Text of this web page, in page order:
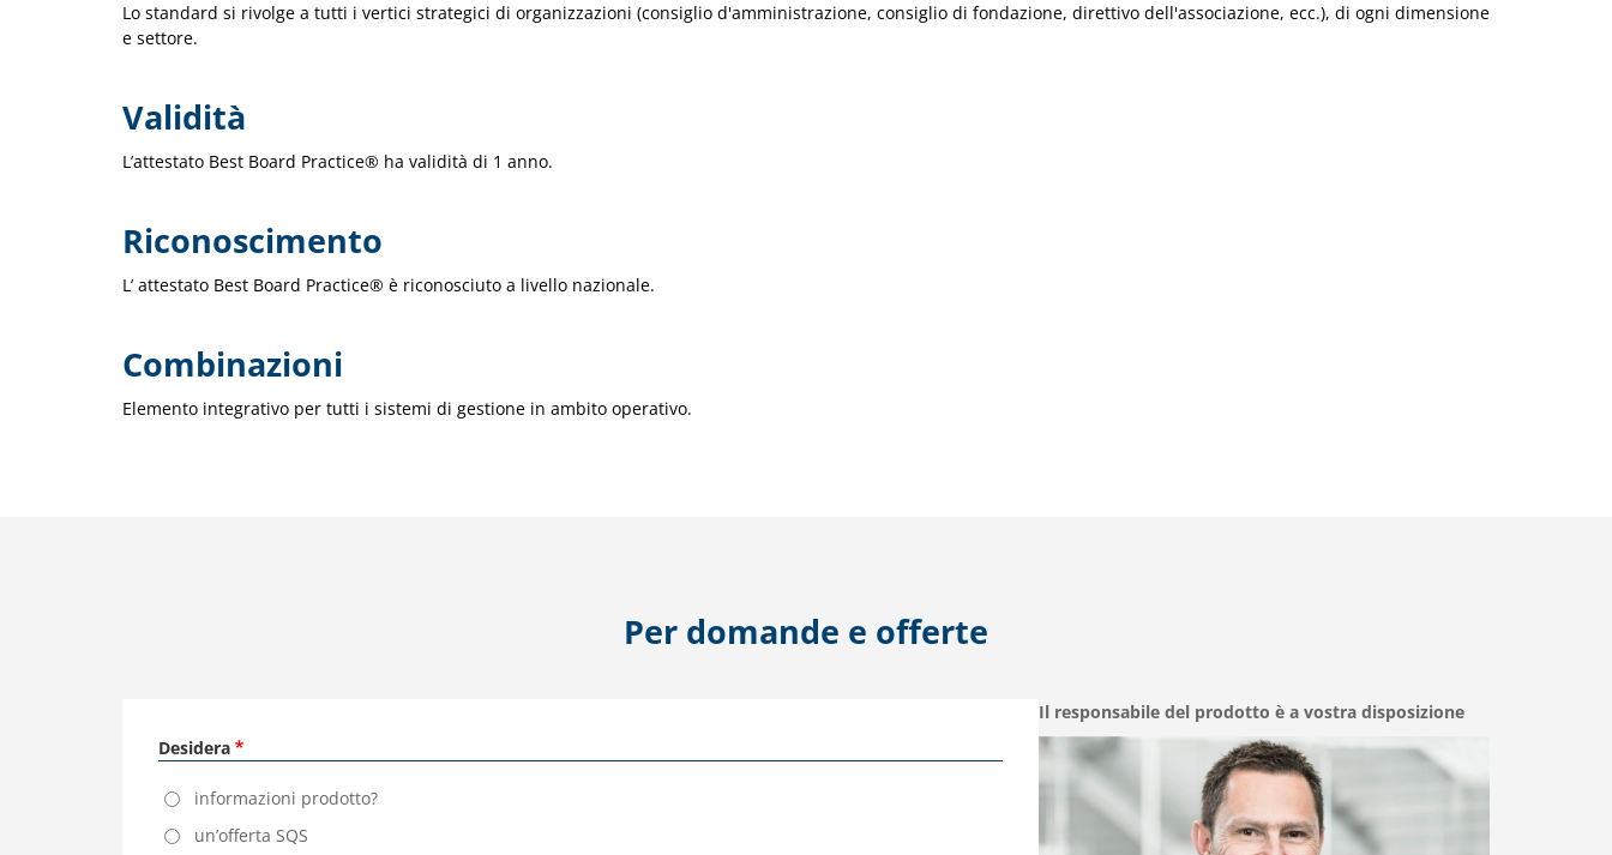
Lo standard si rivolge a tutti i vertici strategici di organizzazioni (consiglio d'amministrazione, consiglio di fondazione, direttivo dell'associazione, ecc.), di ogni dimensione
e settore.
Validità
L’attestato Best Board Practice® ha validità di 1 anno.
Riconoscimento
L’ attestato Best Board Practice® è riconosciuto a livello nazionale.
Combinazioni
Elemento integrativo per tutti i sistemi di gestione in ambito operativo.
Per domande e offerte
Desidera
informazioni prodotto?
un’offerta SQS
Il responsabile del prodotto è a vostra disposizione